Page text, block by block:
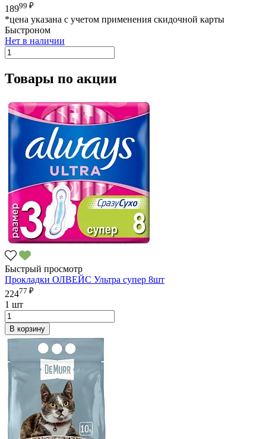
18999 ₽
*цена указана с учетом применения скидочной карты
Быстроном
Нет в наличии
Товары по акции
Быстрый просмотр
Прокладки ОЛВЕЙС Ультра супер 8шт
22477 ₽
1 шт
В корзину